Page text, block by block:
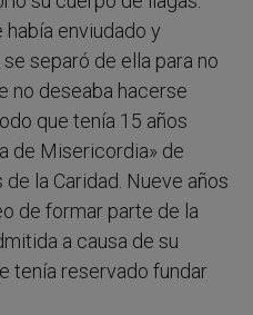
había enviudado y
separó de ella para no
no deseaba hacerse
que tenía 15 años
de Misericordia» de
la Caridad. Nueve años
de formar parte de la
a causa de su
tenía reservado fundar